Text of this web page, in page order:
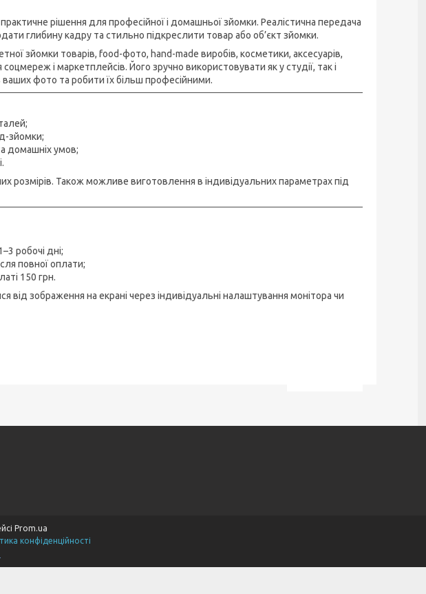
рішення для професійної і домашньої зйомки. Реалістична передача
глибину кадру та стильно підкреслити товар або об’єкт зйомки.
зйомки товарів, food-фото, hand-made виробів, косметики, аксесуарів,
і маркетплейсів. Його зручно використовувати як у студії, так і
фото та робити їх більш професійними.
зйомки;
домашніх умов;
розмірів. Також можливе виготовлення в індивідуальних параметрах під
робочі дні;
повної оплати;
150 грн.
від зображення на екрані через індивідуальні налаштування монітора чи
Prom.ua
конфіденційності